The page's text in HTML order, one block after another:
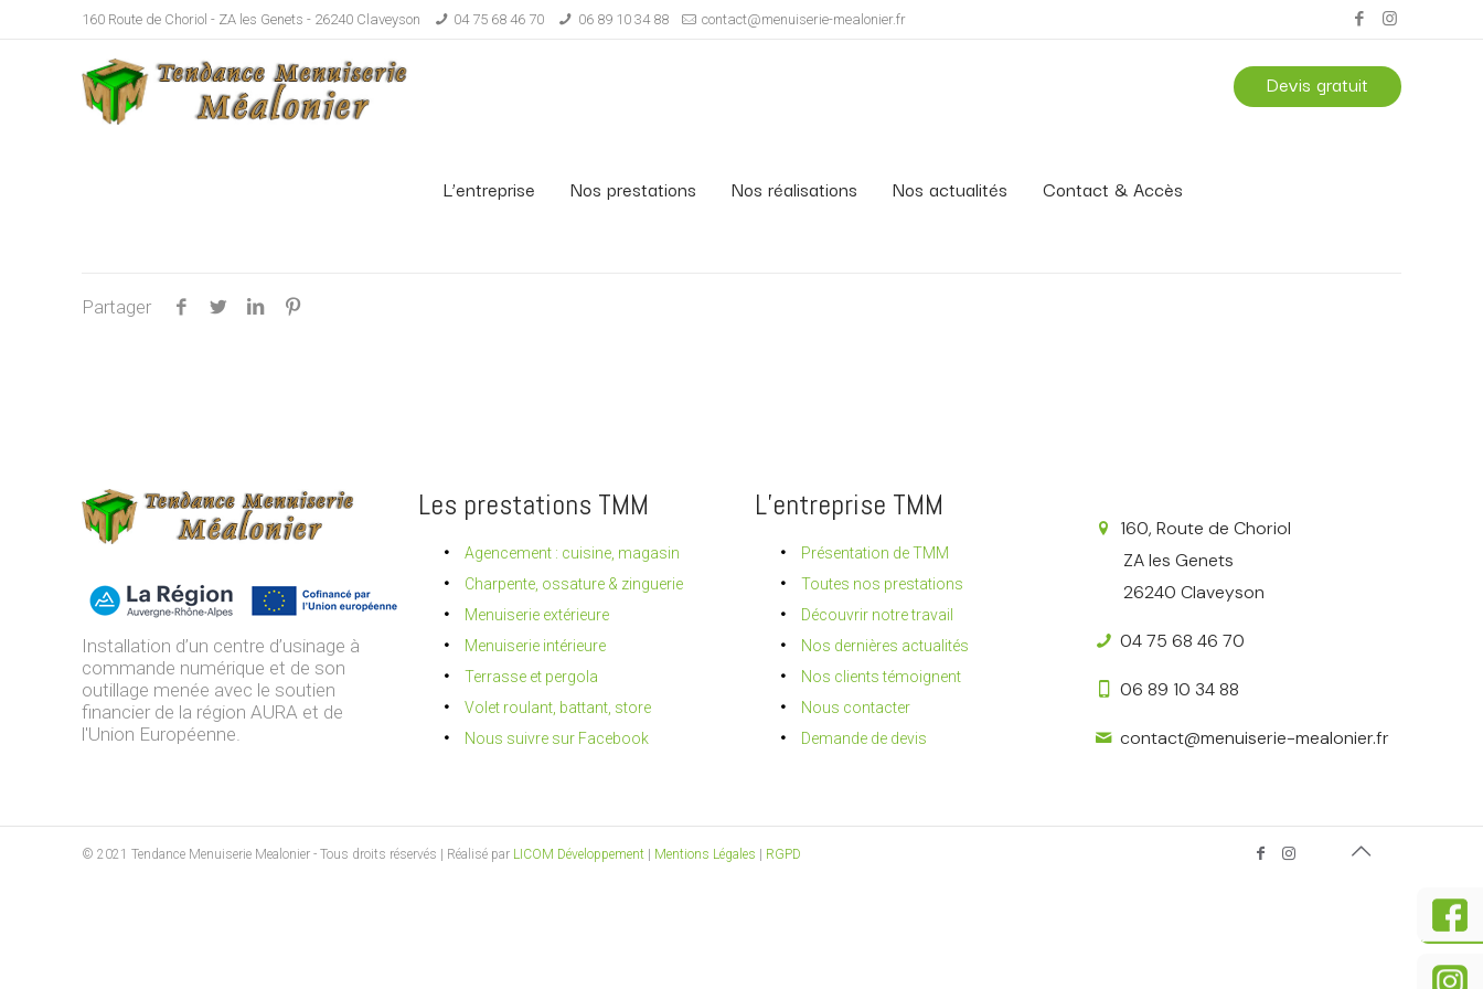
160 Route de Choriol - ZA les Genets - 26240 Claveyson 04 75 68 46 70 06 89 10 34 88 contact@menuiserie-mealonier.fr
L’entreprise Nos prestations Nos réalisations Nos actualités Contact & Accès
Devis gratuit
Partager
Installation d’un centre d’usinage à
commande numérique et de son
outillage menée avec le soutien
financier de la région AURA et de
l'Union Européenne.
Les prestations TMM
Agencement : cuisine, magasin
Charpente, ossature & zinguerie
Menuiserie extérieure
Menuiserie intérieure
Terrasse et pergola
Volet roulant, battant, store
Nous suivre sur Facebook
L’entreprise TMM
Présentation de TMM
Toutes nos prestations
Découvrir notre travail
Nos dernières actualités
Nos clients témoignent
Nous contacter
Demande de devis
160, Route de Choriol
ZA les Genets
26240 Claveyson
04 75 68 46 70
06 89 10 34 88
contact@menuiserie-mealonier.fr
© 2021 Tendance Menuiserie Mealonier - Tous droits réservés | Réalisé par LICOM Développement Mentions Légales RGPD